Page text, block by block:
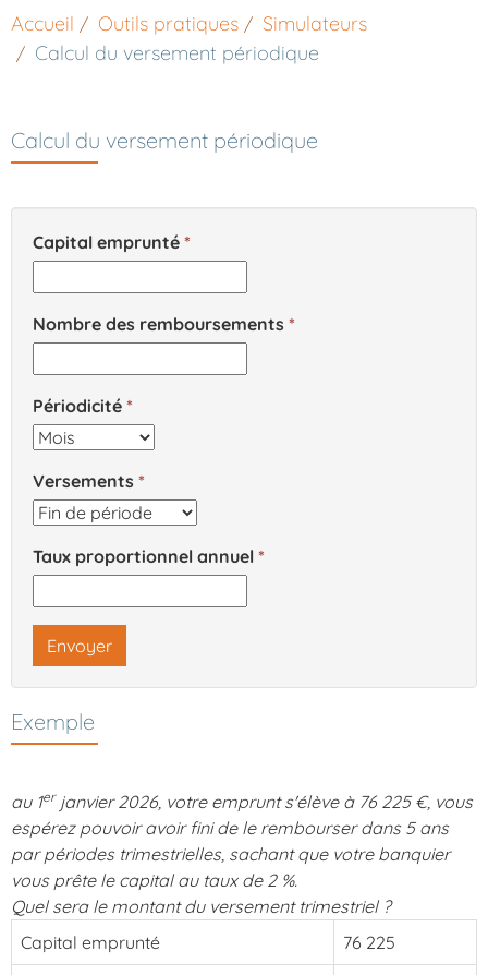
Accueil Outils pratiques
Simulateurs
Calcul du versement périodique
Calcul du versement périodique
Capital emprunté
Nombre des remboursements
Périodicité
Versements
Taux proportionnel annuel
Envoyer
Exemple
au 1erjanvier 2026, votre emprunt s'élève à 76 225 €, vous
espérez pouvoir avoir fini de le rembourser dans 5 ans
par périodes trimestrielles, sachant que votre banquier
vous prête le capital au taux de 2 %.
Quel sera le montant du versement trimestriel ?
Capital emprunté
76 225